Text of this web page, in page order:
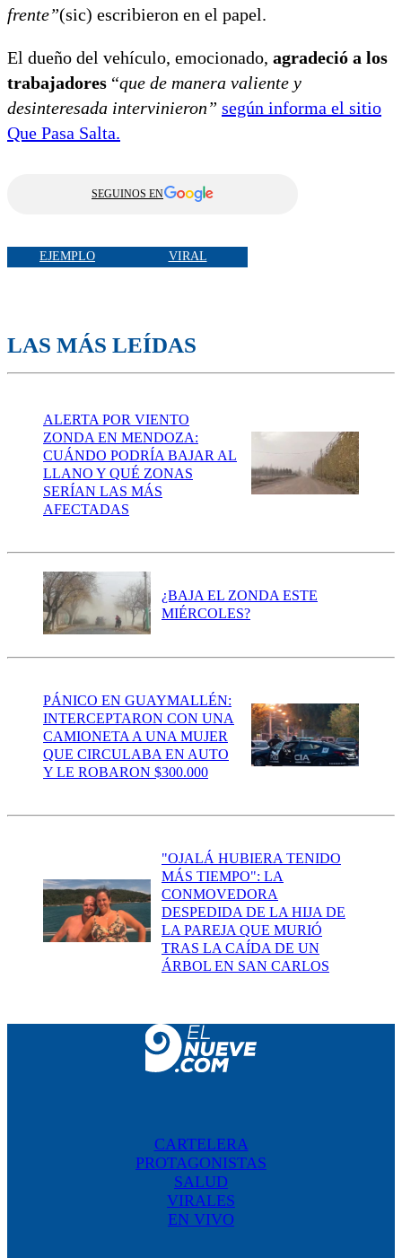
frente”(sic) escribieron en el papel.
El dueño del vehículo, emocionado, agradeció a los
trabajadores “que de manera valiente y
desinteresada intervinieron” según informa el sitio
Que Pasa Salta.
SEGUINOS EN
EJEMPLO VIRAL
LAS MÁS LEÍDAS
ALERTA POR VIENTO
ZONDA EN MENDOZA:
CUÁNDO PODRÍA BAJAR AL
LLANO Y QUÉ ZONAS
SERÍAN LAS MÁS
AFECTADAS
¿BAJA EL ZONDA ESTE
MIÉRCOLES?
PÁNICO EN GUAYMALLÉN:
INTERCEPTARON CON UNA
CAMIONETA A UNA MUJER
QUE CIRCULABA EN AUTO
Y LE ROBARON $300.000
"OJALÁ HUBIERA TENIDO
MÁS TIEMPO": LA
CONMOVEDORA
DESPEDIDA DE LA HIJA DE
LA PAREJA QUE MURIÓ
TRAS LA CAÍDA DE UN
ÁRBOL EN SAN CARLOS
CARTELERA
PROTAGONISTAS
SALUD
VIRALES
EN VIVO